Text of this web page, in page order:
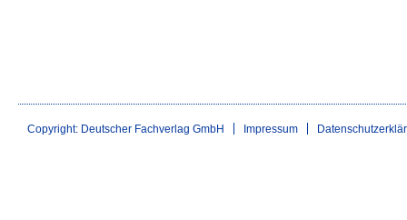
Copyright: Deutscher Fachverlag GmbH Impressum